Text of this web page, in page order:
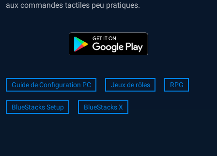
aux commandes tactiles peu pratiques.
Guide de Configuration PC Jeux de rôles RPG
BlueStacks Setup BlueStacks X